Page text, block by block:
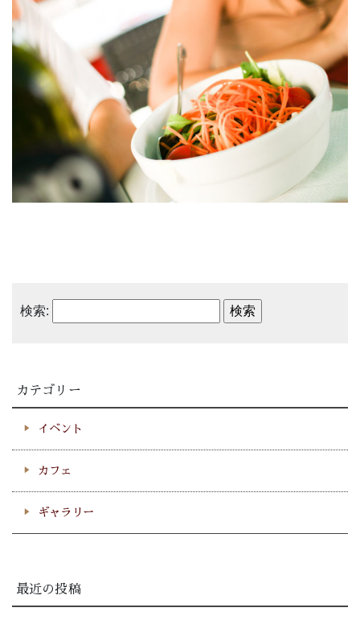
検索:
カテゴリー
イベント
カフェ
ギャラリー
最近の投稿